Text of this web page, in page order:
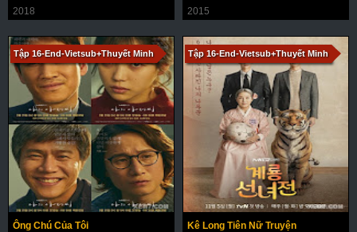
2018
2015
Tập 16-End-Vietsub+Thuyết Minh
Ông Chú Của Tôi
Tập 16-End-Vietsub+Thuyết Minh
Kê Long Tiên Nữ Truyện